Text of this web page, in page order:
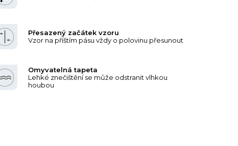
Přesazený začátek vzoru
Vzor na příštím pásu vždy o polovinu přesunout
Omyvatelná tapeta
Lehké znečištění se může odstranit vlhkou
houbou